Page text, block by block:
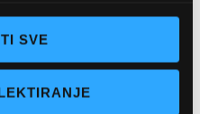
SVE
2